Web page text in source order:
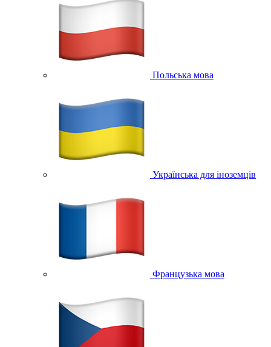
Польська мова
Українська для іноземців
Французька мова